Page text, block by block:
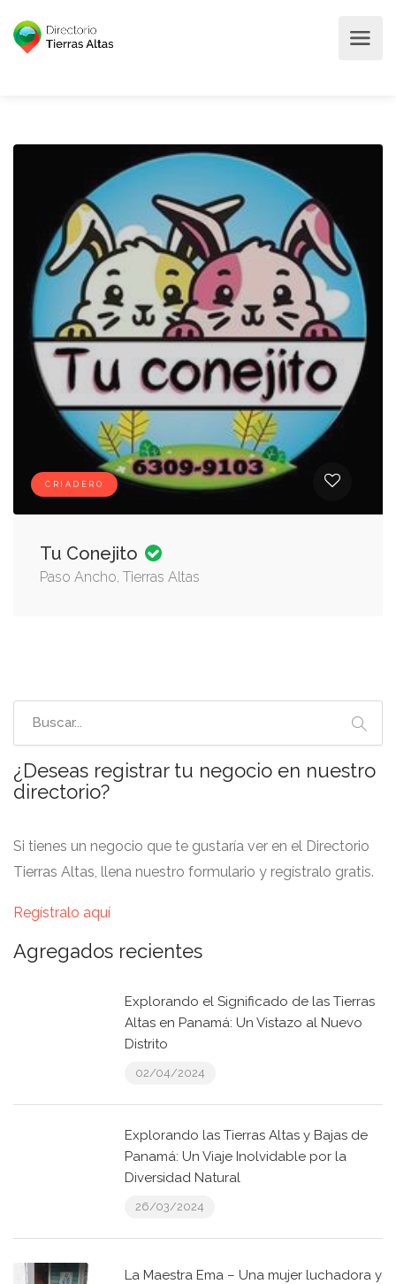
CRIADERO
Tu Conejito
Paso Ancho, Tierras Altas
¿Deseas registrar tu negocio en nuestro
directorio?
Si tienes un negocio que te gustaría ver en el Directorio
Tierras Altas, llena nuestro formulario y regístralo gratis.
Regístralo aquí
Agregados recientes
Explorando el Significado de las Tierras
Altas en Panamá: Un Vistazo al Nuevo
Distrito
02/04/2024
Explorando las Tierras Altas y Bajas de
Panamá: Un Viaje Inolvidable por la
Diversidad Natural
26/03/2024
La Maestra Ema – Una mujer luchadora y